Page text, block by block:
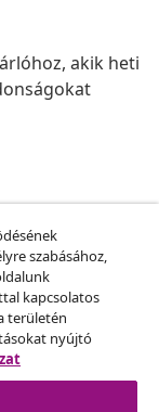
akik heti
szabásához,
kapcsolatos
területén
nyújtó